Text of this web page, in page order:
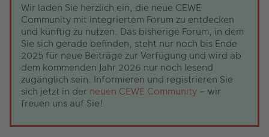
Wir laden Sie herzlich ein, die neue CEWE
Community mit integriertem Forum zu entdecken
und künftig zu nutzen. Das bisherige Forum, in dem
Sie sich gerade befinden, steht nur noch bis Ende
2025 für neue Beiträge zur Verfügung und wird ab
dem kommenden Jahr 2026 nur noch lesend
zugänglich sein. Informieren und registrieren Sie
sich jetzt in der neuen CEWE Community – wir
freuen uns auf Sie!